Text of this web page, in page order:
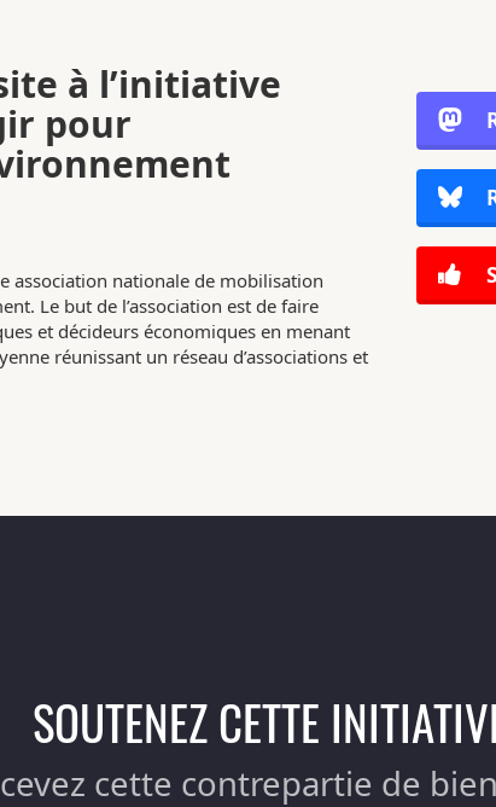
à l’initiative
pour
association nationale de mobilisation
Le but de l’association est de faire
et décideurs économiques en menant
réunissant un réseau d’associations et
SOUTENEZ CETTE
cette contrepartie de